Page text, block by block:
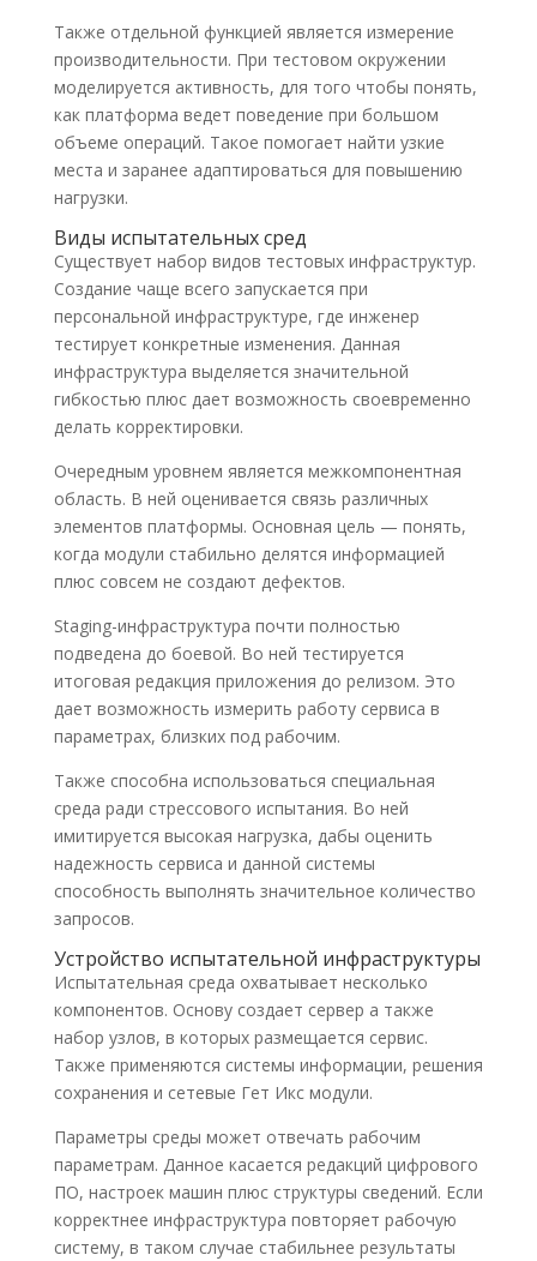
Также отдельной функцией является измерение
производительности. При тестовом окружении
моделируется активность, для того чтобы понять,
как платформа ведет поведение при большом
объеме операций. Такое помогает найти узкие
места и заранее адаптироваться для повышению
нагрузки.
Виды испытательных сред
Существует набор видов тестовых инфраструктур.
Создание чаще всего запускается при
персональной инфраструктуре, где инженер
тестирует конкретные изменения. Данная
инфраструктура выделяется значительной
гибкостью плюс дает возможность своевременно
делать корректировки.
Очередным уровнем является межкомпонентная
область. В ней оценивается связь различных
элементов платформы. Основная цель — понять,
когда модули стабильно делятся информацией
плюс совсем не создают дефектов.
Staging-инфраструктура почти полностью
подведена до боевой. Во ней тестируется
итоговая редакция приложения до релизом. Это
дает возможность измерить работу сервиса в
параметрах, близких под рабочим.
Также способна использоваться специальная
среда ради стрессового испытания. Во ней
имитируется высокая нагрузка, дабы оценить
надежность сервиса и данной системы
способность выполнять значительное количество
запросов.
Устройство испытательной инфраструктуры
Испытательная среда охватывает несколько
компонентов. Основу создает сервер а также
набор узлов, в которых размещается сервис.
Также применяются системы информации, решения
сохранения и сетевые Гет Икс модули.
Параметры среды может отвечать рабочим
параметрам. Данное касается редакций цифрового
ПО, настроек машин плюс структуры сведений. Если
корректнее инфраструктура повторяет рабочую
систему, в таком случае стабильнее результаты